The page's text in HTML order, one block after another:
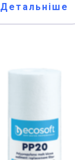
Детальніше